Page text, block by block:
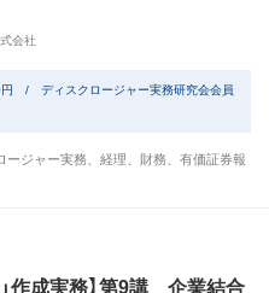
会社
/ ディスクロージャー実務研究会会員
ージャー実務 経理 財務
有価証券報
」作成実務】第9講 企業結合